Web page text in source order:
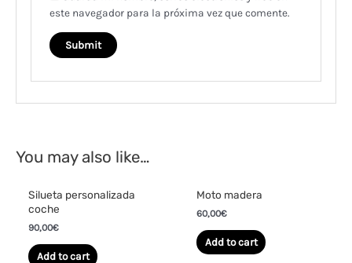
este navegador para la próxima vez que comente.
You may also like…
Silueta personalizada
coche
90,00€
Add to cart
Moto madera
60,00€
Add to cart